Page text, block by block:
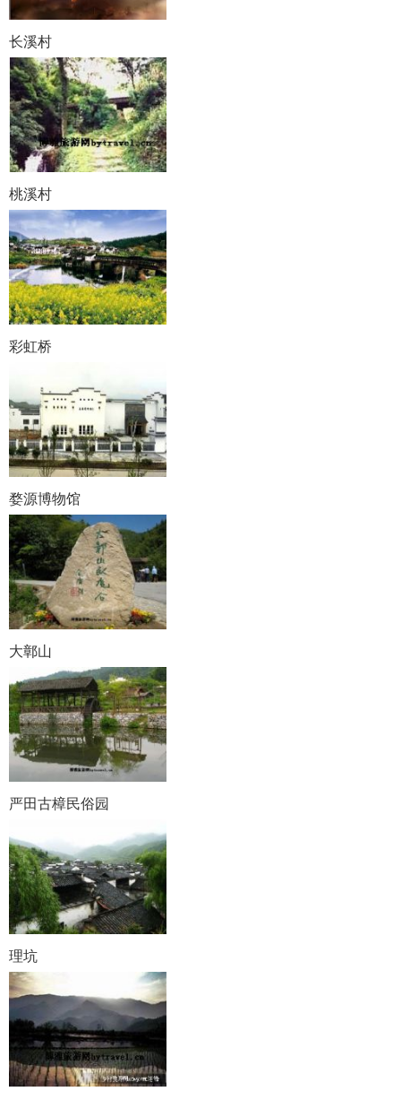
长溪村
桃溪村
彩虹桥
婺源博物馆
大鄣山
严田古樟民俗园
理坑